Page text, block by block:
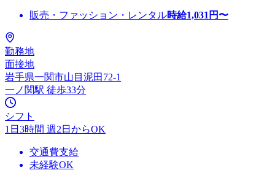
販売・ファッション・レンタル時給1,031 円〜
勤務地
面接地
岩手県一関市山目泥田72-1
一ノ関駅 徒歩33分
シフト
1日3時間 週2日からOK
交通費支給
未経験OK